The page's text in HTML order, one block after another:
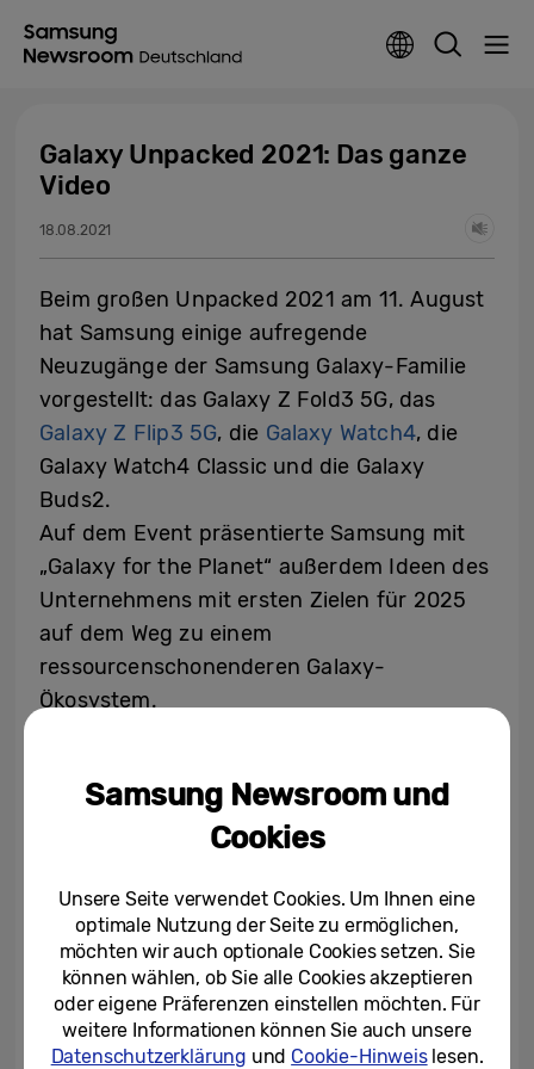
Galaxy Unpacked 2021: Das ganze
Video
18.08.2021
Beim großen Unpacked 2021 am 11. August
hat Samsung einige aufregende
Neuzugänge der Samsung Galaxy-Familie
vorgestellt: das Galaxy Z Fold3 5G, das
Galaxy Z Flip3 5G, die Galaxy Watch4, die
Galaxy Watch4 Classic und die Galaxy
Buds2.
Auf dem Event präsentierte Samsung mit
„Galaxy for the Planet“ außerdem Ideen des
Unternehmens mit ersten Zielen für 2025
auf dem Weg zu einem
ressourcenschonenderen Galaxy-
Ökosystem.
Unpacked-Präsentation hier nochmal im
Video – und alle weiteren Informationen
Samsung Newsroom und
Cookies
Unsere Seite verwendet Cookies. Um Ihnen eine
optimale Nutzung der Seite zu ermöglichen,
möchten wir auch optionale Cookies setzen. Sie
können wählen, ob Sie alle Cookies akzeptieren
oder eigene Präferenzen einstellen möchten. Für
weitere Informationen können Sie auch unsere
Datenschutzerklärung und Cookie-Hinweislesen.